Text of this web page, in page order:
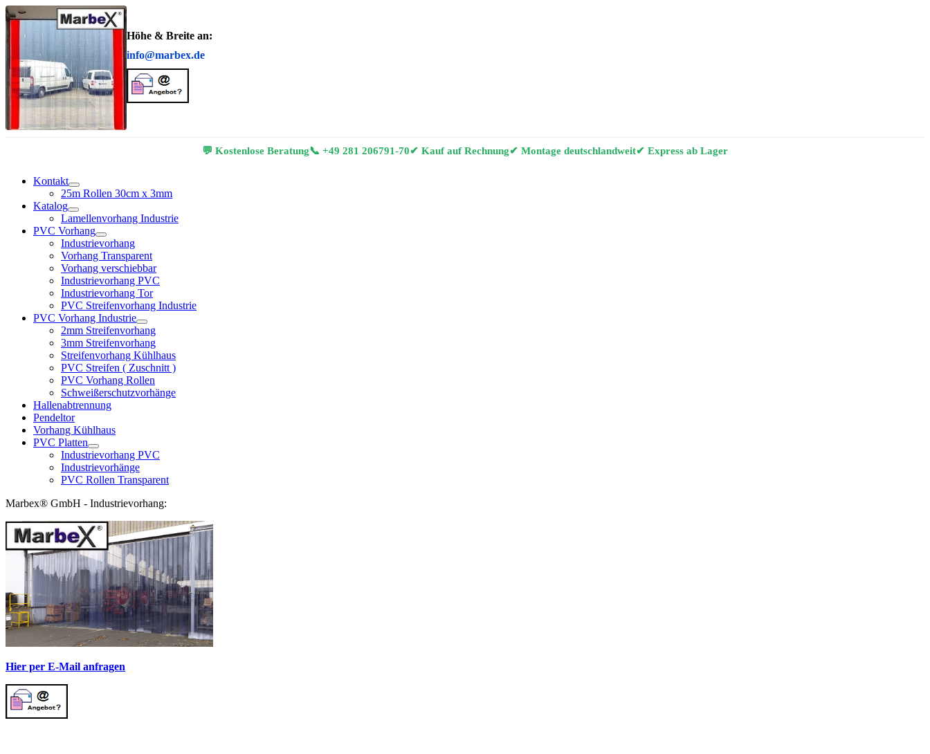
Höhe & Breite an:
info@marbex.de
💬 Kostenlose Beratung📞 +49 281 206791-70✔ Kauf auf Rechnung✔ Montage deutschlandweit✔ Express ab Lager
Kontakt
25m Rollen 30cm x 3mm
Katalog
Lamellenvorhang Industrie
PVC Vorhang
Industrievorhang
Vorhang Transparent
Vorhang verschiebbar
Industrievorhang PVC
Industrievorhang Tor
PVC Streifenvorhang Industrie
PVC Vorhang Industrie
2mm Streifenvorhang
3mm Streifenvorhang
Streifenvorhang Kühlhaus
PVC Streifen ( Zuschnitt )
PVC Vorhang Rollen
Schweißerschutzvorhänge
Hallenabtrennung
Pendeltor
Vorhang Kühlhaus
PVC Platten
Industrievorhang PVC
Industrievorhänge
PVC Rollen Transparent
Marbex® GmbH - Industrievorhang:
Hier per E-Mail anfragen